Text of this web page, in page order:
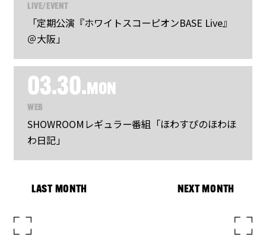
LIVE/EVENT
「定期公演『ホワイトスコーピオンBASE Live』
＠大阪」
03.30.MON
WEB
SHOWROOMレギュラー番組「ほわすぴのほわほ
わ日記」
LAST MONTH NEXT MONTH